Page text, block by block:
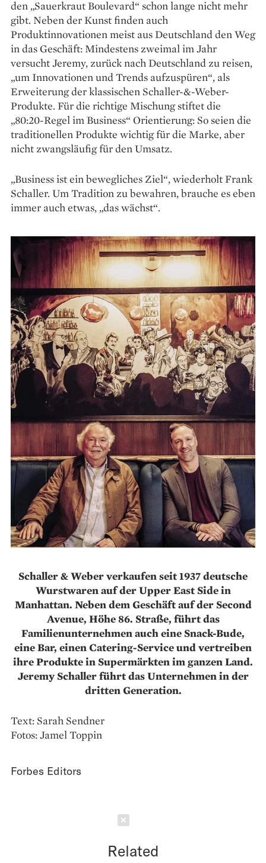
den „Sauerkraut Boulevard“ schon lange nicht mehr
gibt. Neben der Kunst finden auch
Produktinnovationen meist aus Deutschland den Weg
in das Geschäft: Mindestens zweimal im Jahr
versucht Jeremy, zurück nach Deutschland zu reisen,
„um Innovationen und Trends aufzuspüren“, als
Erweiterung der klassischen Schaller-&-Weber-
Produkte. Für die richtige Mischung stiftet die
„80:20-Regel im Business“ Orientierung: So seien die
traditio­nellen Produkte wichtig für die Marke, aber
nicht zwangsläufig für den Umsatz.
„Business ist ein bewegliches Ziel“, wiederholt Frank
Schaller. Um Tradition zu bewahren, brauche es eben
immer auch etwas, „das wächst“.
Schaller & Weber verkaufen seit 1937 deutsche
Wurstwaren auf der Upper East Side in
Manhattan. Neben dem Geschäft auf der Second
Avenue, Höhe 86. Straße, führt das
Familienunternehmen auch eine Snack-Bude,
eine Bar, einen Catering-Service und vertreiben
ihre Produkte in Supermärkten im ganzen Land.
Jeremy Schaller führt das Unternehmen in der
dritten Generation.
Text: Sarah Sendner
Fotos: Jamel Toppin
Forbes Editors
Related